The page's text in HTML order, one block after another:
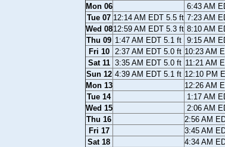
Mon 06
6:43 AM
Tue 07 12:14 AM EDT 5.5 ft 7:23 AM
Wed 0812:59 AM EDT 5.3 ft 8:10 AM
Thu 09 1:47 AM EDT 5.1 ft 9:15 AM
Fri 10
2:37 AM EDT 5.0 ft 10:23 AM
Sat 11 3:35 AM EDT 5.0 ft 11:21 AM
Sun 12 4:39 AM EDT 5.1 ft 12:10 PM
Mon 13
12:26 AM
Tue 14
1:17 AM
Wed 15
2:06 AM
Thu 16
2:56 AM
Fri 17
3:45 AM
Sat 18
4:34 AM